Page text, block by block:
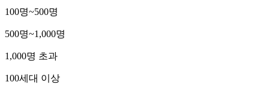
100명~500명
500명~1,000명
1,000명 초과
100세대 이상